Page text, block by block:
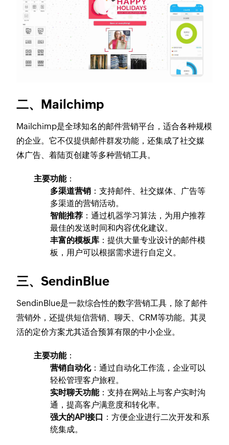
二、Mailchimp
Mailchimp是全球知名的邮件营销平台，适合各种规模
的企业。它不仅提供邮件群发功能，还集成了社交媒
体广告、着陆页创建等多种营销工具。
主要功能：
多渠道营销 ：支持邮件、社交媒体、广告等
多渠道的营销活动。
智能推荐 ：通过机器学习算法，为用户推荐
最佳的发送时间和内容优化建议。
丰富的模板库 ：提供大量专业设计的邮件模
板，用户可以根据需求进行自定义。
三、SendinBlue
SendinBlue是一款综合性的数字营销工具，除了邮件
营销外，还提供短信营销、聊天、CRM等功能。其灵
活的定价方案尤其适合预算有限的中小企业。
主要功能：
营销自动化：通过自动化工作流，企业可以
轻松管理客户旅程。
实时聊天功能：支持在网站上与客户实时沟
通，提高客户满意度和转化率。
强大的API接口 ：方便企业进行二次开发和系
统集成。